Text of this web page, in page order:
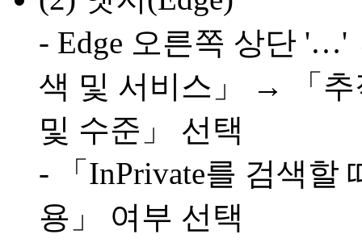
- Edge 오른쪽 상단
색 및 서비스」 → 「
및 수준」 선택
- 「InPrivate를 검색할
용」 여부 선택